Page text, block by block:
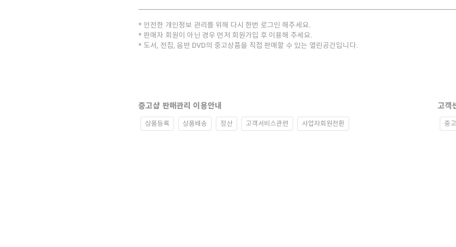
안전한 개인정보 관리를 위해 다시 한번 로그인 해주세요.
판매자 회원이 아닌 경우 먼저 회원가입 후 이용해 주세요.
도서, 전집, 음반 DVD의 중고상품을 직접 판매할 수 있는 열린공간입니다.
중고샵 판매관리 이용안내
상품등록 상품배송 정산 고객서비스관련 사업자회원전환
고객
중